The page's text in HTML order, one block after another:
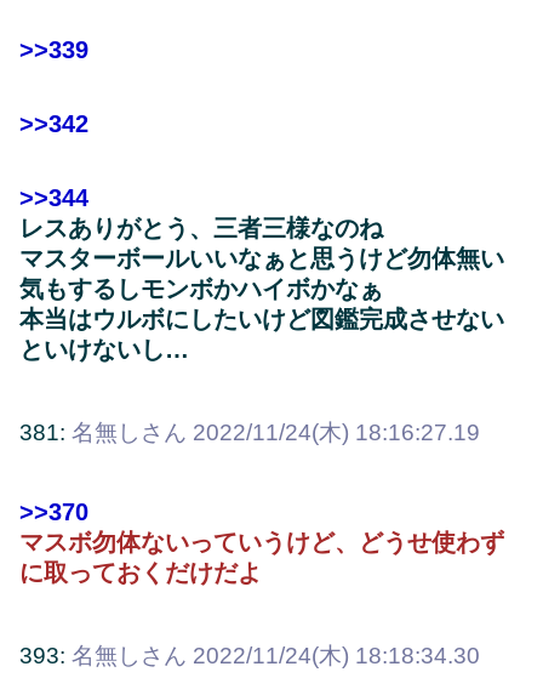
>>339
>>342
>>344
レスありがとう、三者三様なのね
マスターボールいいなぁと思うけど勿体無い
気もするしモンボかハイボかなぁ
本当はウルボにしたいけど図鑑完成させない
といけないし…
381: 名無しさん 2022/11/24(木) 18:16:27.19
>>370
マスボ勿体ないっていうけど、どうせ使わず
に取っておくだけだよ
393: 名無しさん 2022/11/24(木) 18:18:34.30